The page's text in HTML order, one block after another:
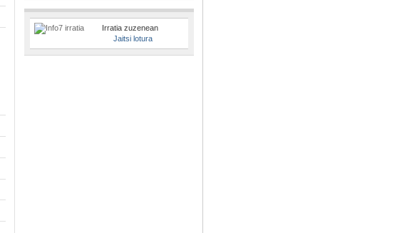
Irratia zuzenean
Jaitsi lotura